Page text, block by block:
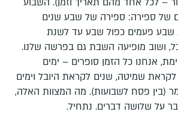
של ספירה: ספירה של שבע שנים
שבע פעמים כפול שבע עד לשנת
ושוב מופיעה השבת גם בפרשה שלנו.
אנחנו כל הזמן סופרים – ימים
שמיטה, שנים לקראת היובל וימים
(בין פסח לשבועות). מה המצוות האלה,
על שלושה דברים. נתחיל.